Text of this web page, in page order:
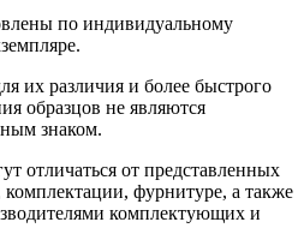
по индивидуальному
их различия и более быстрого
образцов не являются
знаком.
отличаться от представленных
комплектации, фурнитуре, а также
комплектующих и